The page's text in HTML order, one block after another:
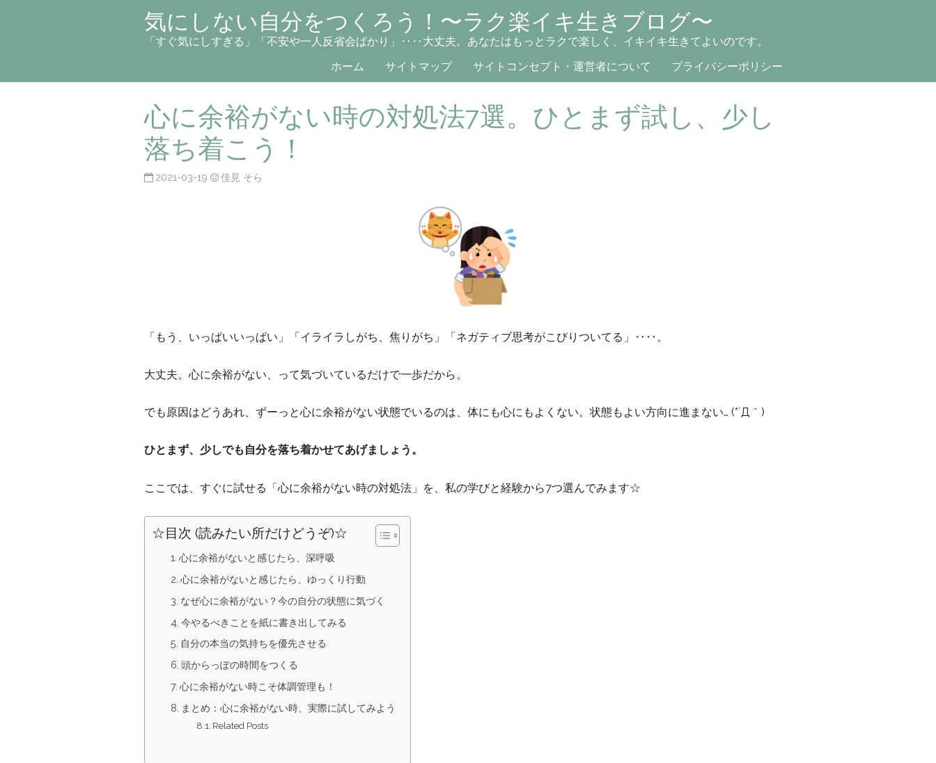
気にしない自分をつくろう！〜ラク楽イキ生きブログ〜
「すぐ気にしすぎる」「不安や一人反省会ばかり」‥‥大丈夫。あなたはもっとラクで楽しく、イキイキ生きてよいのです。
ホーム
サイトマップ サイトコンセプト・運営者について プライバシーポリシー
心に余裕がない時の対処法7選。ひとまず試し、少し
落ち着こう！
2021-03-19 佳見 そら
「もう、いっぱいいっぱい」「イライラしがち、焦りがち」「ネガティブ思考がこびりついてる」‥‥。
大丈夫。心に余裕がない、って気づいているだけで一歩だから。
でも原因はどうあれ、ずーっと心に余裕がない状態でいるのは、体にも心にもよくない。状態もよい方向に進まない… (*´Д｀)
ひとまず、少しでも自分を落ち着かせてあげましょう。
ここでは、すぐに試せる「心に余裕がない時の対処法」を、私の学びと経験から7つ選んでみます☆
☆目次 (読みたい所だけどうぞ)☆
心に余裕がないと感じたら、深呼吸
心に余裕がないと感じたら、ゆっくり行動
なぜ心に余裕がない？今の自分の状態に気づく
今やるべきことを紙に書き出してみる
自分の本当の気持ちを優先させる
頭からっぽの時間をつくる
心に余裕がない時こそ体調管理も！
まとめ：心に余裕がない時、実際に試してみよう
Related Posts